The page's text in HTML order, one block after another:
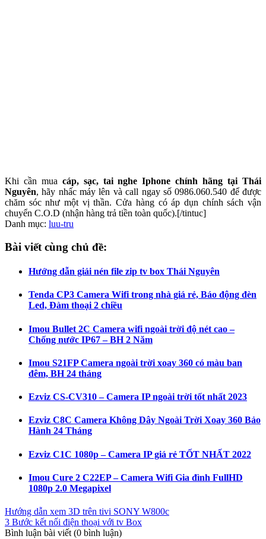
Khi cần mua cáp, sạc, tai nghe Iphone chính hãng tại Thái
Nguyên, hãy nhấc máy lên và call ngay số 0986.060.540 để được
chăm sóc như một vị thần. Cửa hàng có áp dụn chính sách vận
chuyển C.O.D (nhận hàng trả tiền toàn quốc).[/tintuc]
Danh mục: luu-tru
Bài viết cùng chủ đề:
Hướng dẫn giải nén file zip tv box Thái Nguyên
Tenda CP3 Camera Wifi trong nhà giá rẻ, Báo động đèn
Led, Đàm thoại 2 chiều
Imou Bullet 2C Camera wifi ngoài trời độ nét cao –
Chống nước IP67 – BH 2 Năm
Imou S21FP Camera ngoài trời xoay 360 có màu ban
đêm, BH 24 tháng
Ezviz CS-CV310 – Camera IP ngoài trời tốt nhất 2023
Ezviz C8C Camera Không Dây Ngoài Trời Xoay 360 Bảo
Hành 24 Tháng
Ezviz C1C 1080p – Camera IP giá rẻ TỐT NHẤT 2022
Imou Cure 2 C22EP – Camera Wifi Gia đình FullHD
1080p 2.0 Megapixel
Hướng dẫn xem 3D trên tivi SONY W800c
3 Bước kết nối điện thoại với tv Box
Bình luận bài viết (0 bình luận)